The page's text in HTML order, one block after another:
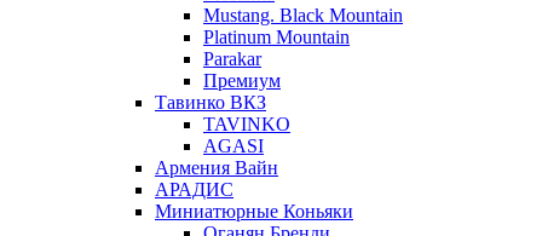
Mustang. Black Mountain
Platinum Mountain
Parakar
Премиум
Тавинко ВКЗ
TAVINKO
AGASI
Армения Вайн
АРАДИС
Миниатюрные Коньяки